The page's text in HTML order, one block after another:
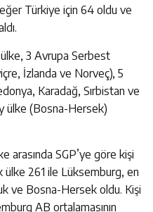
Türkiye için 64 oldu ve
3 Avrupa Serbest
İzlanda ve Norveç), 5
Karadağ, Sırbistan ve
ülke (Bosna-Hersek)
arasında SGP’ye göre kişi
ülke 261 ile Lüksemburg, en
ve Bosna-Hersek oldu. Kişi
AB ortalamasının